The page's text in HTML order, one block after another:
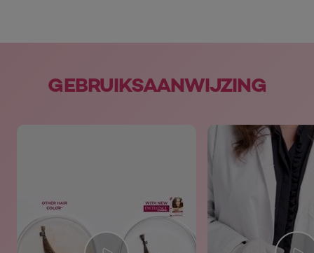
GEBRUIKSAANWIJZING